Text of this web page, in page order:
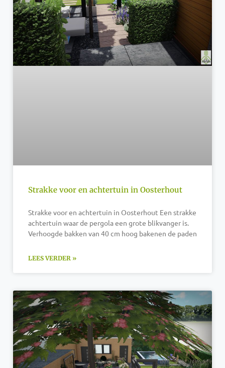
Strakke voor en achtertuin in Oosterhout
Strakke voor en achtertuin in Oosterhout Een strakke
achtertuin waar de pergola een grote blikvanger is.
Verhoogde bakken van 40 cm hoog bakenen de paden
LEES VERDER »